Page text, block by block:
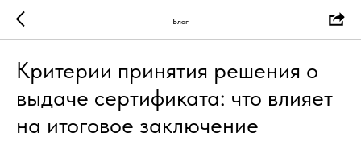
Блог
Критерии принятия решения о
выдаче сертификата: что влияет
на итоговое заключение